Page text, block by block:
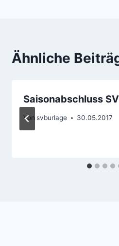
Ähnliche
Saisonabschluss
Von svburlage 30.05.2017